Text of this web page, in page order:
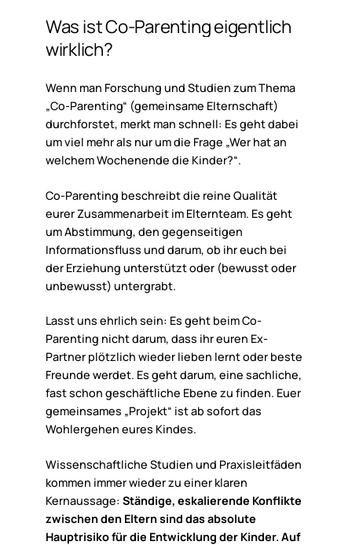
WasistCo-Parentingeigentlich
wirklich?
Wenn man Forschung und Studien zum Thema
„Co-Parenting“ (gemeinsame Elternschaft)
durchforstet, merkt man schnell: Es geht dabei
um viel mehr als nur um die Frage „Wer hat an
welchem Wochenende die Kinder?“.
Co-Parenting beschreibt die reine Qualität
eurer Zusammenarbeit im Elternteam. Es geht
um Abstimmung, den gegenseitigen
Informationsfluss und darum, ob ihr euch bei
der Erziehung unterstützt oder (bewusst oder
unbewusst) untergrabt.
Lasst uns ehrlich sein: Es geht beim Co-
Parenting nicht darum, dass ihr euren Ex-
Partner plötzlich wieder lieben lernt oder beste
Freunde werdet. Es geht darum, eine sachliche,
fast schon geschäftliche Ebene zu finden. Euer
gemeinsames „Projekt“ ist ab sofort das
Wohlergehen eures Kindes.
Wissenschaftliche Studien und Praxisleitfäden
kommen immer wieder zu einer klaren
Kernaussage: Ständige, eskalierende Konflikte
zwischen den Eltern sind das absolute
Hauptrisiko für die Entwicklung der Kinder. Auf